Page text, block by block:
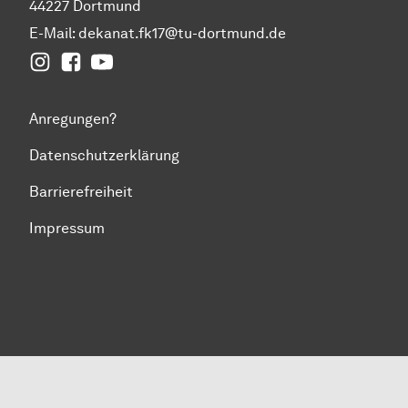
44227 Dortmund
E-Mail: dekanat.fk17@tu-dortmund.de
InstagramFacebook
YouTube
Anregungen?
Datenschutzerklärung
Barrierefreiheit
Impressum